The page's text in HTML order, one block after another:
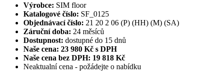
Výrobce: SIM floor
Katalogové číslo: SF_0125
Objednávací číslo: 21 20 2 06 (P) (HH) (M) (SA)
Záruční doba: 24 měsíců
Dostupnost: dostupné do 15 dnů
Naše cena: 23 980 Kč s DPH
Naše cena bez DPH: 19 818 Kč
Neaktualní cena - požádejte o nabídku